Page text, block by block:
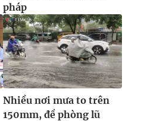
pháp
Nhiều nơi mưa to trên
150mm, đề phòng lũ